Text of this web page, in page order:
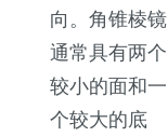
向。角锥棱镜
通常具有两个
较小的面和一
个较大的底